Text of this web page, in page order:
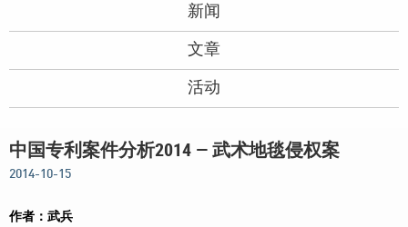
新闻
文章
活动
中国专利案件分析2014 — 武术地毯侵权案
2014-10-15
作者：武兵